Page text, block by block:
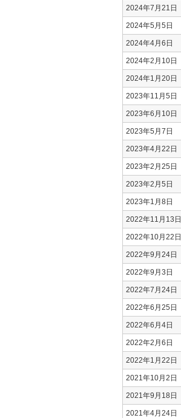
2024年7月21日
2024年5月5日
2024年4月6日
2024年2月10日
2024年1月20日
2023年11月5日
2023年6月10日
2023年5月7日
2023年4月22日
2023年2月25日
2023年2月5日
2023年1月8日
2022年11月13日
2022年10月22日
2022年9月24日
2022年9月3日
2022年7月24日
2022年6月25日
2022年6月4日
2022年2月6日
2022年1月22日
2021年10月2日
2021年9月18日
2021年4月24日